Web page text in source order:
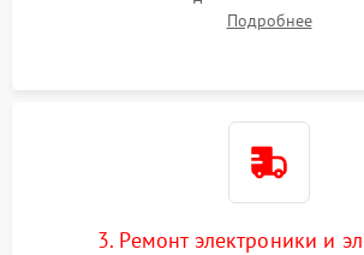
амортизаторов. Проверка
крестовины на износ, а манжеты
Подробнее
3. Ремонт электроники и